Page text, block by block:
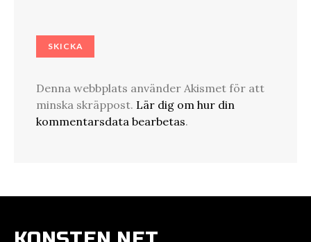
Denna webbplats använder Akismet för att
minska skräppost. Lär dig om hur din
kommentarsdata bearbetas.